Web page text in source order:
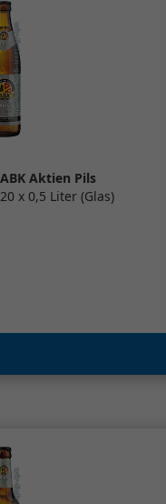
ABK Aktien Pils
20 x 0,5 Liter (Glas)